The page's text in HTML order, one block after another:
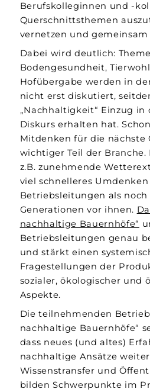
Berufskolleginnen und -
Querschnittsthemen
vernetzen und
Dabei wird deutlich:
Bodengesundheit,
Hofübergabe werden in
nicht erst diskutiert,
„Nachhaltigkeit“ Einzug
Diskurs erhalten hat.
Mitdenken für die nächste
wichtiger Teil der
z.B. zunehmende
viel schnelleres
Betriebsleitungen als noch
Generationen vor ihnen.
nachhaltige Bauernhöfe“
Betriebsleitungen genau
und stärkt einen
Fragestellungen der
sozialer, ökologischer und
Aspekte.
Die teilnehmenden
nachhaltige Bauernhöfe“
dass neues (und altes)
nachhaltige Ansätze
Wissenstransfer und
bilden Schwerpunkte im